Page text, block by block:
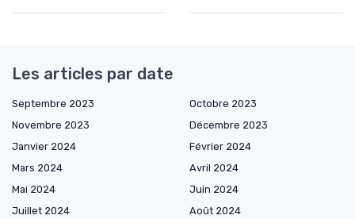
Les articles par date
Septembre 2023
Octobre 2023
Novembre 2023
Décembre 2023
Janvier 2024
Février 2024
Mars 2024
Avril 2024
Mai 2024
Juin 2024
Juillet 2024
Août 2024